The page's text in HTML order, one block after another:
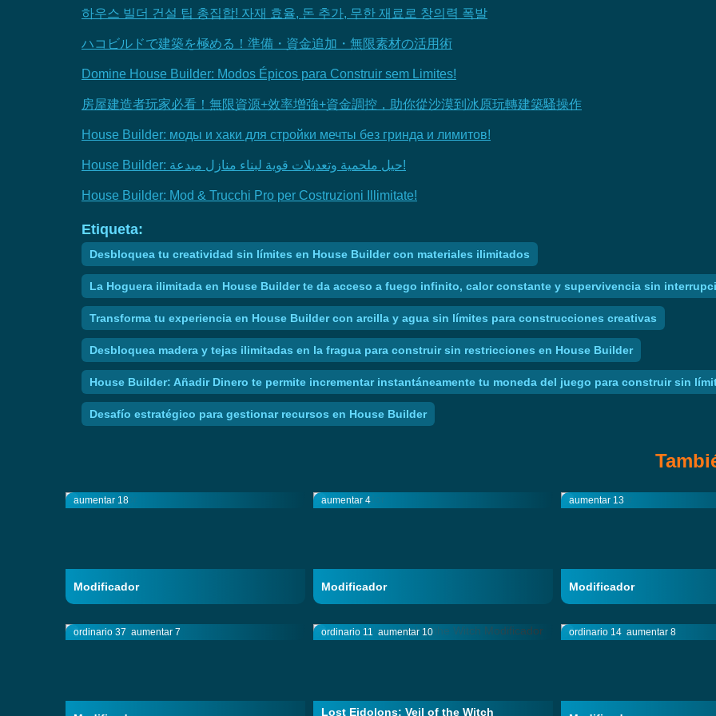
하우스 빌더 건설 팁 총집합! 자재 효율, 돈 추가, 무한 재료로 창의력 폭발
ハコビルドで建築を極める！準備・資金追加・無限素材の活用術
Domine House Builder: Modos Épicos para Construir sem Limites!
房屋建造者玩家必看！無限資源+效率增強+資金調控，助你從沙漠到冰原玩轉建築騷操作
House Builder: моды и хаки для стройки мечты без гринда и лимитов!
House Builder: حيل ملحمية وتعديلات قوية لبناء منازل مبدعة!
House Builder: Mod & Trucchi Pro per Costruzioni Illimitate!
Etiqueta:
Desbloquea tu creatividad sin límites en House Builder con materiales ilimitados
La Hoguera ilimitada en House Builder te da acceso a fuego infinito, calor constante y supervivencia sin
Transforma tu experiencia en House Builder con arcilla y agua sin límites para construcciones creativas
Desbloquea madera y tejas ilimitadas en la fragua para construir sin restricciones en House Builder
House Builder: Añadir Dinero te permite incrementar instantáneamente tu moneda del juego para construir sin
Desafío estratégico para gestionar recursos en House Builder
aumentar 18
Modificador
aumentar 4
Modificador
aumentar 13
Modificador
ordinario 37 aumentar 7 ordinario 11 aumentar 10
Lost Eidolons: Veil of the Witch
ordinario 14 aumentar 8